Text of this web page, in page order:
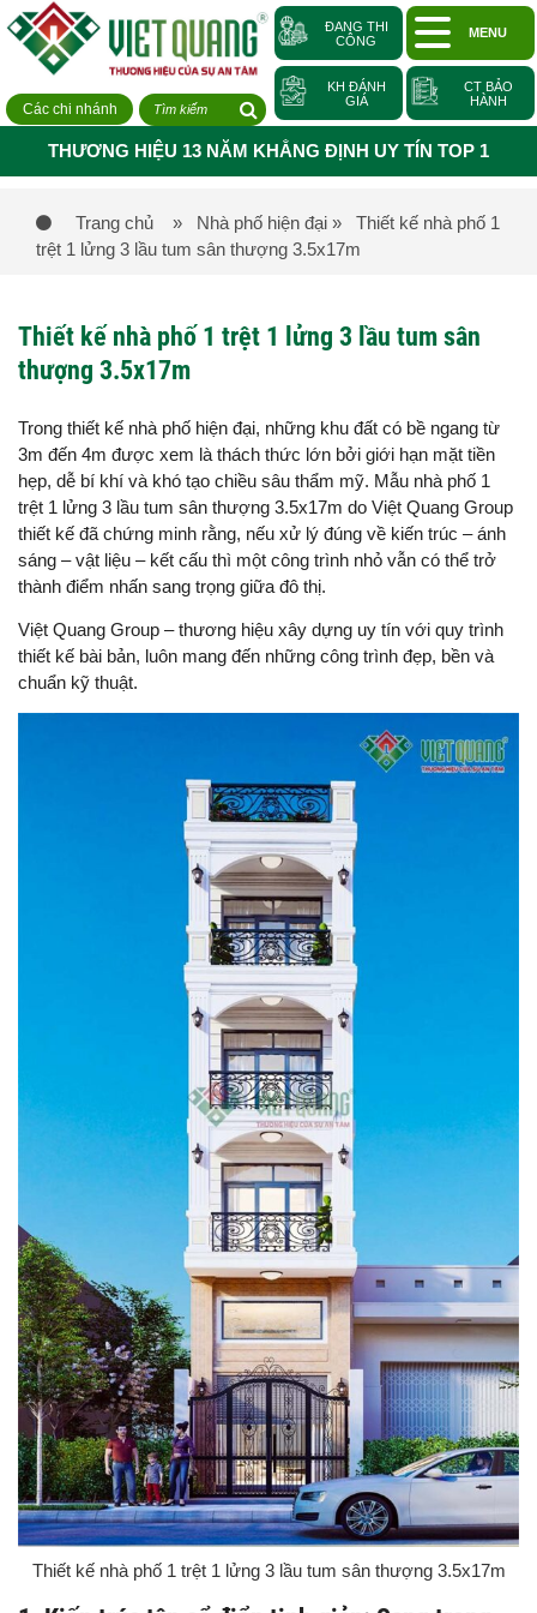
Các chi nhánh
ĐANG THI
CÔNG
MENU
KH ĐÁNH
GIÁ
CT BẢO
HÀNH
THƯƠNG HIỆU 13 NĂM KHẲNG ĐỊNH UY TÍN TOP 1
Trang chủ » Nhà phố hiện đại » Thiết kế nhà phố 1
trệt 1 lửng 3 lầu tum sân thượng 3.5x17m
Thiết kế nhà phố 1 trệt 1 lửng 3 lầu tum sân
thượng 3.5x17m
Trong thiết kế nhà phố hiện đại, những khu đất có bề ngang từ
3m đến 4m được xem là thách thức lớn bởi giới hạn mặt tiền
hẹp, dễ bí khí và khó tạo chiều sâu thẩm mỹ. Mẫu nhà phố 1
trệt 1 lửng 3 lầu tum sân thượng 3.5x17m do Việt Quang Group
thiết kế đã chứng minh rằng, nếu xử lý đúng về kiến trúc – ánh
sáng – vật liệu – kết cấu thì một công trình nhỏ vẫn có thể trở
thành điểm nhấn sang trọng giữa đô thị.
Việt Quang Group – thương hiệu xây dựng uy tín với quy trình
thiết kế bài bản, luôn mang đến những công trình đẹp, bền và
chuẩn kỹ thuật.
Thiết kế nhà phố 1 trệt 1 lửng 3 lầu tum sân thượng 3.5x17m